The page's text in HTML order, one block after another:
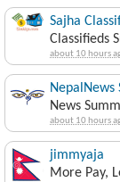
Sajha
Classifieds
about 10 hours
NepalNews
News
about 10 hours
jimmyaja
More Pay,